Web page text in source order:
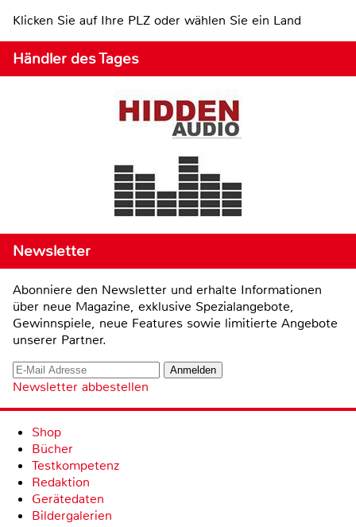
Klicken Sie auf Ihre PLZ oder wählen Sie ein Land
Händler des Tages
Newsletter
Abonniere den Newsletter und erhalte Informationen
über neue Magazine, exklusive Spezialangebote,
Gewinnspiele, neue Features sowie limitierte Angebote
unserer Partner.
Newsletter abbestellen
Shop
Bücher
Testkompetenz
Redaktion
Gerätedaten
Bildergalerien